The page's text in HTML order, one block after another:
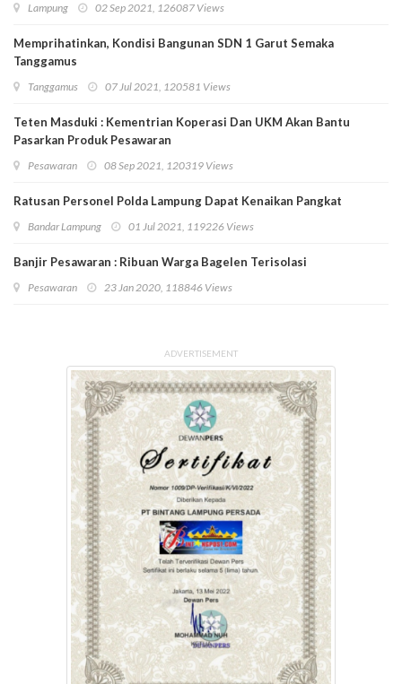
Lampung 02 Sep 2021, 126087 Views
Memprihatinkan, Kondisi Bangunan SDN 1 Garut Semaka
Tanggamus
Tanggamus 07 Jul 2021, 120581 Views
Teten Masduki : Kementrian Koperasi Dan UKM Akan Bantu
Pasarkan Produk Pesawaran
Pesawaran 08 Sep 2021, 120319 Views
Ratusan Personel Polda Lampung Dapat Kenaikan Pangkat
Bandar Lampung 01 Jul 2021, 119226 Views
Banjir Pesawaran : Ribuan Warga Bagelen Terisolasi
Pesawaran 23 Jan 2020, 118846 Views
ADVERTISEMENT